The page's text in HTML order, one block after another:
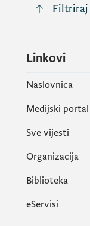
Filtriraj
Linkovi
Naslovnica
Medijski portal
Sve vijesti
Organizacija
Biblioteka
eServisi